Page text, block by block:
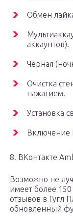
Обмен
аккаунтов).
Чёрная
Очистка
нажатием.
Установка
Включение
8. ВКонтакте
Возможно не
имеет более
отзывов в Гугл
обновленный